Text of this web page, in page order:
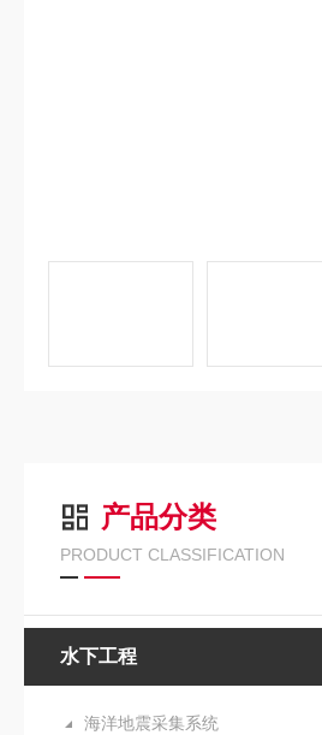
产品分类
PRODUCT CLASSIFICATION
水下工程
海洋地震采集系统